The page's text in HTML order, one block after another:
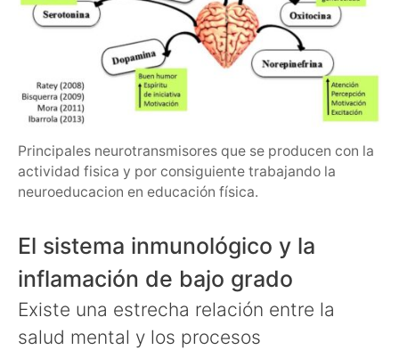
Principales neurotransmisores que se producen con la
actividad fisica y por consiguiente trabajando la
neuroeducacion en educación física.
El sistema inmunológico y la
inflamación de bajo grado
Existe una estrecha relación entre la
salud mental y los procesos